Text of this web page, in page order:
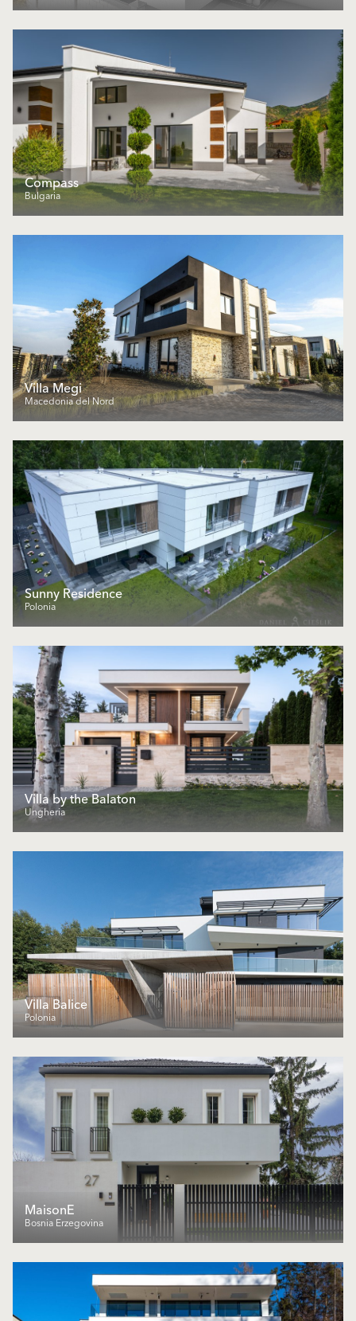
Compass
Bulgaria
Villa Megi
Macedonia del Nord
Sunny Residence
Polonia
Villa by the Balaton
Ungheria
Villa Balice
Polonia
MaisonE
Bosnia Erzegovina